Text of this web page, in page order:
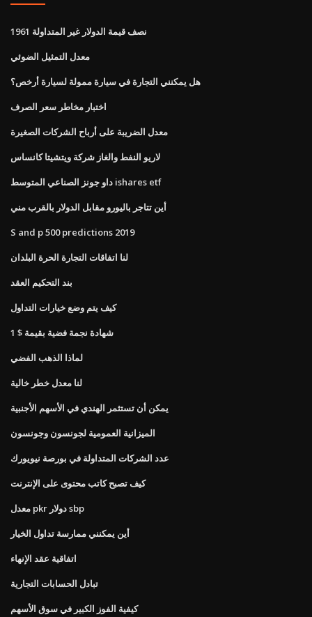
1961 نصف قيمة الدولار غير المتداولة
معدل التمثيل الضوئي
هل يمكنني التجارة في سيارة ممولة لسيارة أرخص؟
اختبار مخاطر سعر الصرف
معدل الضريبة على أرباح الشركات الصغيرة
لاريو النفط والغاز شركة ويتشيتا كانساس
داو جونز الصناعي المتوسط ​​ishares etf
أين تتاجر باليورو مقابل الدولار بالقرب مني
S and p 500 predictions 2019
لنا اتفاقات التجارة الحرة البلدان
بند التحكيم العقد
كيف يتم وضع خيارات التداول
شهادة نجمة فضية بقيمة $ 1
لماذا الذهب الفضي
لنا معدل خطر خالية
يمكن أن تستثمر الهندي في الأسهم الأجنبية
الميزانية العمومية لجونسون وجونسون
عدد الشركات المتداولة في بورصة نيويورك
كيف تصبح كاتب محتوى على الإنترنت
معدل pkr دولار sbp
أين يمكنني ممارسة تداول الخيار
اتفاقية عقد الإنهاء
تبادل الحسابات التجارية
كيفية الفوز الكبير في سوق الأسهم